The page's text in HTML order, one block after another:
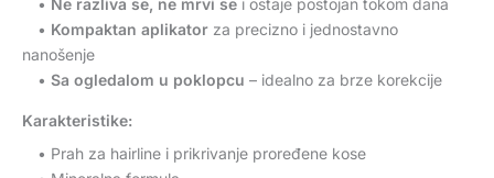
• Kompaktan aplikator za precizno i jednostavno
nanošenje
• Sa ogledalom u poklopcu – idealno za brze korekcije
Karakteristike:
• Prah za hairline i prikrivanje proređene kose